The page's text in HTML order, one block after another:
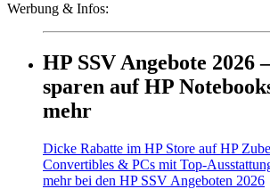
Werbung & Infos:
HP SSV Angebote 2026
sparen auf HP
mehr
Dicke Rabatte im HP Store auf HP
Convertibles & PCs mit Top-
mehr bei den HP SSV Angeboten 2026